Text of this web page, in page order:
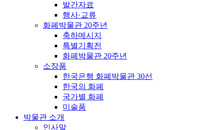
발간자료
행사·교류
화폐박물관 20주년
축하메시지
특별기획전
화폐박물관 20주년
소장품
한국은행 화폐박물관 30선
한국의 화폐
국가별 화폐
미술품
박물관 소개
인사말